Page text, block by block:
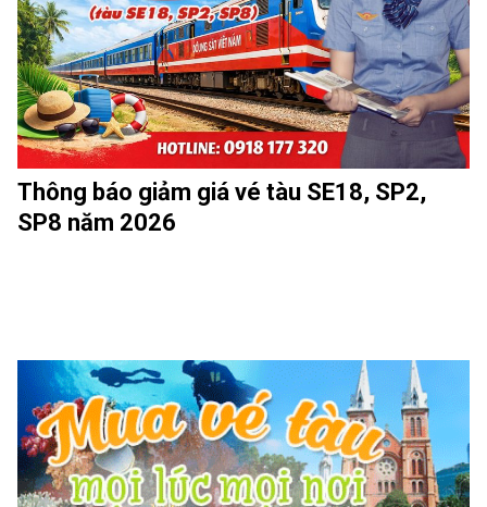
Thông báo giảm giá vé tàu SE18, SP2,
SP8 năm 2026